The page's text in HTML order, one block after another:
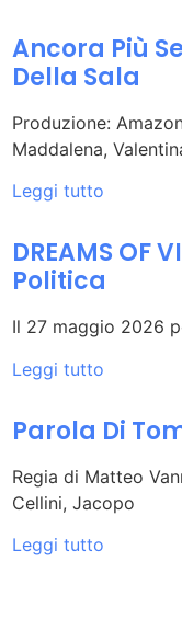
Ancora Più
Della Sala
Produzione:
Maddalena,
Leggi tutto
DREAMS OF
Politica
Il 27 maggio 2026
Leggi tutto
Parola Di
Regia di Matteo
Cellini, Jacopo
Leggi tutto